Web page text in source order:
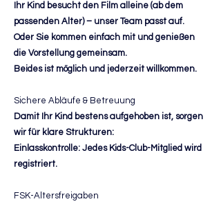
Ihr Kind besucht den Film alleine (ab dem
passenden Alter) – unser Team passt auf.
Oder Sie kommen einfach mit und genießen
die Vorstellung gemeinsam.
Beides ist möglich und jederzeit willkommen.
Sichere Abläufe & Betreuung
Damit Ihr Kind bestens aufgehoben ist, sorgen
wir für klare Strukturen:
Einlasskontrolle: Jedes Kids-Club-Mitglied wird
registriert.
FSK-Altersfreigaben